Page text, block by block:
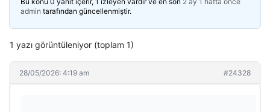
admin tarafından güncellenmiştir.
1 yazı görüntüleniyor (toplam 1)
28/05/2026: 4:19 am #24328